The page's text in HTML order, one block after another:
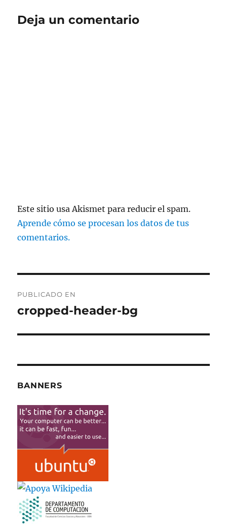
Deja un comentario
Este sitio usa Akismet para reducir el spam.
Aprende cómo se procesan los datos de tus
comentarios.
de
PUBLICADO EN
cropped-header-bg
BANNERS